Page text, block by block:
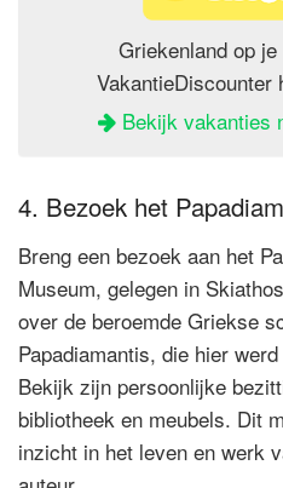
Griekenland op
VakantieDiscounter
Bekijk vakanties
4. Bezoek het
Breng een bezoek aan het
Museum, gelegen in
over de beroemde Griekse
Papadiamantis, die hier
Bekijk zijn persoonlijke
bibliotheek en meubels. Dit
inzicht in het leven en werk